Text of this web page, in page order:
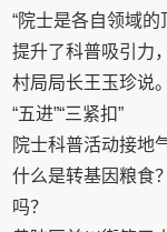
“院士是各自领域
提升了科普吸引力
村局局长王玉珍说。
“五进”“三紧扣”
院士科普活动接地
什么是转基因粮食
吗？